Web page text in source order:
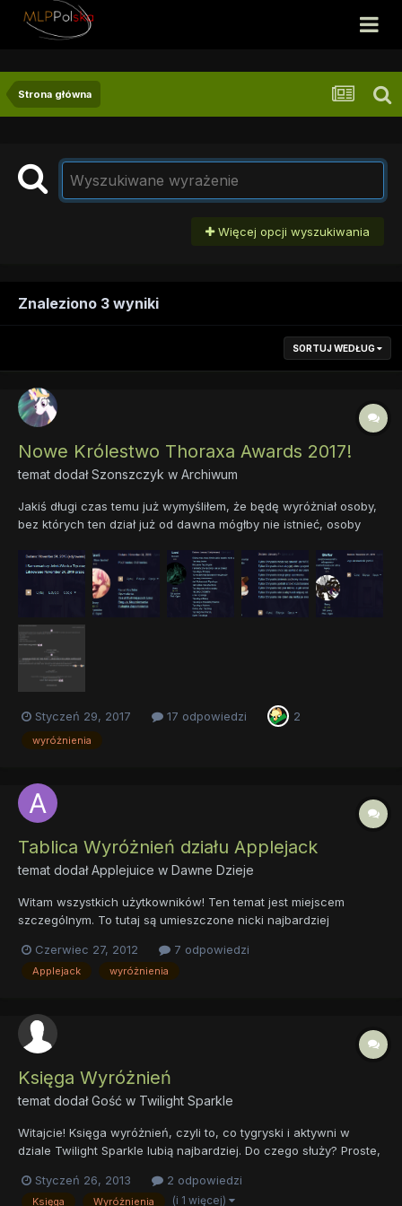
Strona główna
Więcej opcji wyszukiwania
Znaleziono 3 wyniki
SORTUJ WEDŁUG
Nowe Królestwo Thoraxa Awards 2017!
temat dodałSzonszczyk w Archiwum
Jakiś długi czas temu już wymyśliłem, że będę wyróżniał osoby,
bez których ten dział już od dawna mógłby nie istnieć, osoby
Thoraxa". Także bez przedłużania: 1. Najbardziej aktywna osoba
2. Ten od ambitnych tytuł...
Styczeń 29, 2017 17 odpowiedzi 2
wyróżnienia
Tablica Wyróżnień działu Applejack
temat dodałApplejuice w Dawne Dzieje
Witam wszystkich użytkowników! Ten temat jest miejscem
szczególnym. To tutaj są umieszczone nicki najbardziej
innych za to, co dobrego zrobili! Osoby, umieszczone na tej
Tablicy Chwały, są bardzo wyróżnione. To dzięki nim dział się
Czerwiec 27, 2012 7 odpowiedzi
Applejack wyróżnienia
Księga Wyróżnień
temat dodał Gość w Twilight Sparkle
Witajcie! Księga wyróżnień, czyli to, co tygryski i aktywni w
dziale Twilight Sparkle lubią najbardziej. Do czego służy? Proste,
zabawach, lub Sali Magicznych Pojedynków? Wykazujesz
Styczeń 26, 2013 2 odpowiedzi
Księga Wyróżnienia (i 1 więcej)